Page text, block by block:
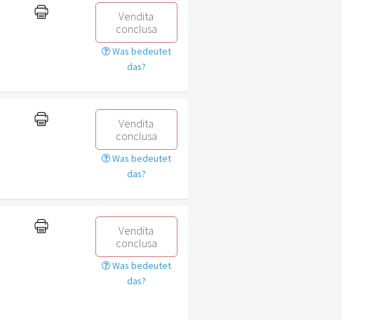
Vendita
conclusa
Was bedeutet
das?
Vendita
conclusa
Was bedeutet
das?
Vendita
conclusa
Was bedeutet
das?